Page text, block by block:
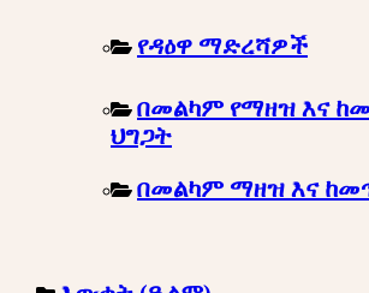
የዳዕዋ ማድረሻዎች
በመልካም የማዘዝ እና
ህግጋት
በመልካም ማዘዝ እና